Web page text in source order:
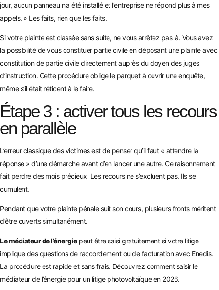
jour, aucun panneau n’a été installé et l’entreprise ne répond plus à mes
appels. » Les faits, rien que les faits.
Si votre plainte est classée sans suite, ne vous arrêtez pas là. Vous avez
la possibilité de vous constituer partie civile en déposant une plainte avec
constitution de partie civile directement auprès du doyen des juges
d’instruction. Cette procédure oblige le parquet à ouvrir une enquête,
même s’il était réticent à le faire.
Étape 3 : activer tous les recours
en parallèle
L’erreur classique des victimes est de penser qu’il faut « attendre la
réponse » d’une démarche avant d’en lancer une autre. Ce raisonnement
fait perdre des mois précieux. Les recours ne s’excluent pas. Ils se
cumulent.
Pendant que votre plainte pénale suit son cours, plusieurs fronts méritent
d’être ouverts simultanément.
Le médiateur de l’énergiepeut être saisi gratuitement si votre litige
implique des questions de raccordement ou de facturation avec Enedis.
La procédure est rapide et sans frais. Découvrez comment saisir le
médiateur de l’énergie pour un litige photovoltaïqueen 2026.